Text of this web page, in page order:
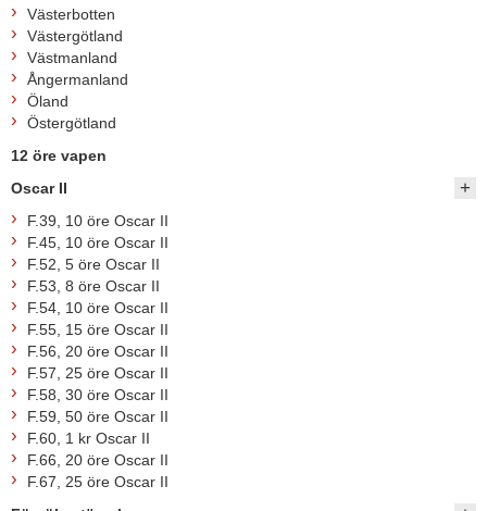
Västerbotten
Västergötland
Västmanland
Ångermanland
Öland
Östergötland
12 öre vapen
Oscar II
F.39, 10 öre Oscar II
F.45, 10 öre Oscar II
F.52, 5 öre Oscar II
F.53, 8 öre Oscar II
F.54, 10 öre Oscar II
F.55, 15 öre Oscar II
F.56, 20 öre Oscar II
F.57, 25 öre Oscar II
F.58, 30 öre Oscar II
F.59, 50 öre Oscar II
F.60, 1 kr Oscar II
F.66, 20 öre Oscar II
F.67, 25 öre Oscar II